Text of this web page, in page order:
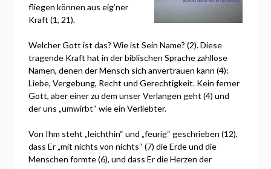
fliegen können aus eig’ner
Kraft (1, 21).
Welcher Gott ist das? Wie ist Sein Name? (2). Diese
tragende Kraft hat in der biblischen Sprache zahllose
Namen, denen der Mensch sich anvertrauen kann (4):
Liebe, Vergebung, Recht und Gerechtigkeit. Kein ferner
Gott, aber einer zu dem unser Verlangen geht (4) und
der uns „umwirbt“ wie ein Verliebter.
Von Ihm steht „leichthin“ und „feurig“ geschrieben (12),
dass Er „mit nichts von nichts“ (7) die Erde und die
Menschen formte (6), und dass Er die Herzen der